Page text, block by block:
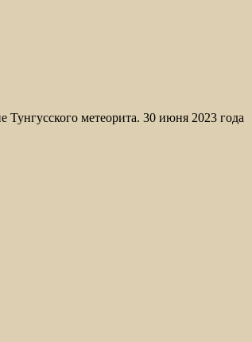
метеорита. 30 июня 2023 года